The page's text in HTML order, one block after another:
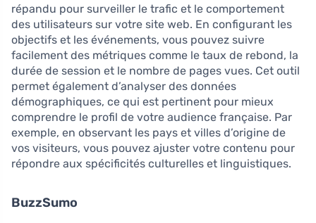
répandu pour surveiller le trafic et le comportement
des utilisateurs sur votre site web. En configurant les
objectifs et les événements, vous pouvez suivre
facilement des métriques comme le taux de rebond, la
durée de session et le nombre de pages vues. Cet outil
permet également d’analyser des données
démographiques, ce qui est pertinent pour mieux
comprendre le profil de votre audience française. Par
exemple, en observant les pays et villes d’origine de
vos visiteurs, vous pouvez ajuster votre contenu pour
répondre aux spécificités culturelles et linguistiques.
BuzzSumo